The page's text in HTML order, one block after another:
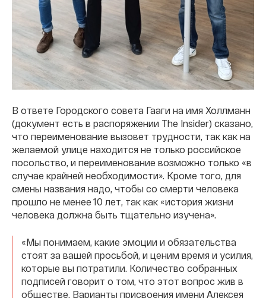
В ответе Городского совета Гааги на имя Холлманн
(документ есть в распоряжении The Insider) сказано,
что переименование вызовет трудности, так как на
желаемой улице находится не только российское
посольство, и переименование возможно только «в
случае крайней необходимости». Кроме того, для
смены названия надо, чтобы со смерти человека
прошло не менее 10 лет, так как «история жизни
человека должна быть тщательно изучена».
«Мы понимаем, какие эмоции и обязательства
стоят за вашей просьбой, и ценим время и усилия,
которые вы потратили. Количество собранных
подписей говорит о том, что этот вопрос жив в
обществе. Варианты присвоения имени Алексея